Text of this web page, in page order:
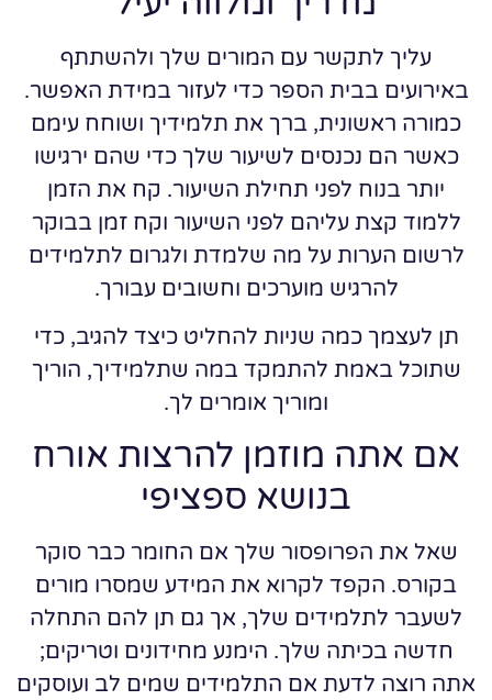
עליך לתקשר עם המורים שלך ולהשתתף
באירועים בבית הספר כדי לעזור במידת האפשר.
כמורה ראשונית, ברך את תלמידיך ושוחח עימם
כאשר הם נכנסים לשיעור שלך כדי שהם ירגישו
יותר בנוח לפני תחילת השיעור. קח את הזמן
ללמוד קצת עליהם לפני השיעור וקח זמן בבוקר
לרשום הערות על מה שלמדת ולגרום לתלמידים
להרגיש מוערכים וחשובים עבורך.
תן לעצמך כמה שניות להחליט כיצד להגיב, כדי
שתוכל באמת להתמקד במה שתלמידיך, הוריך
ומוריך אומרים לך.
אם אתה מוזמן להרצות אורח
בנושא ספציפי
שאל את הפרופסור שלך אם החומר כבר סוקר
בקורס. הקפד לקרוא את המידע שמסרו מורים
לשעבר לתלמידים שלך, אך גם תן להם התחלה
חדשה בכיתה שלך. הימנע מחידונים וטריקים;
אתה רוצה לדעת אם התלמידים שמים לב ועוסקים